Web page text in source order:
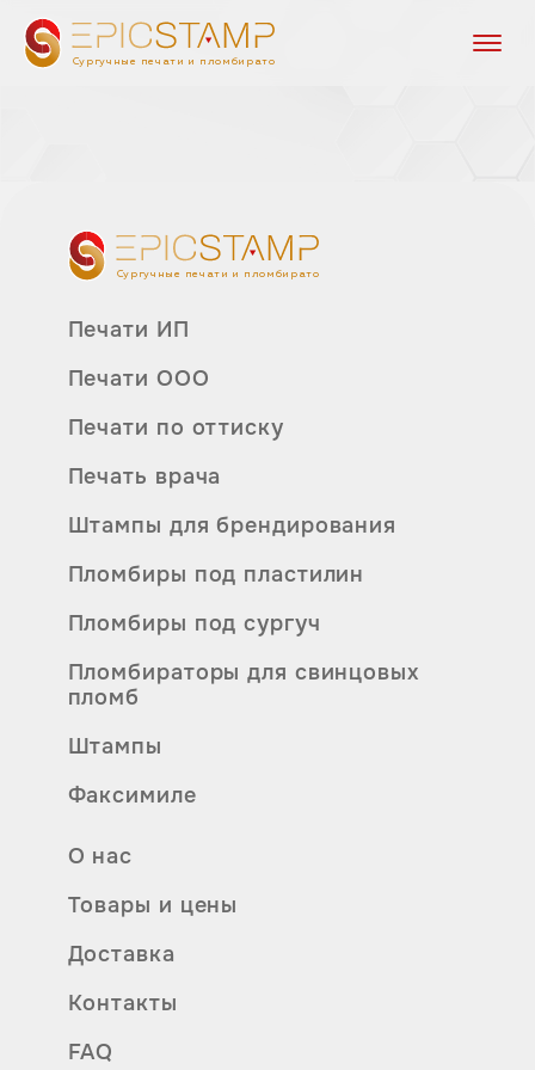
Сургучные печати и пломбираторы
Сургучные печати и пломбираторы
Печати ИП
Печати ООО
Печати по оттиску
Печать врача
Пломбираторы для свинцовых
пломб
Пломбиры под пластилин
Пломбиры под сургуч
Факсимиле
Штампы
Штампы для брендирования
О нас
Товары и цены
Доставка
Контакты
FAQ